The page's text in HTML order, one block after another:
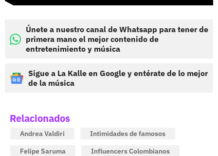
Únete a nuestro canal de Whatsapp para tener de
primera mano el mejor contenido de
entretenimiento y música
Sigue a La Kalle en Google y entérate de lo mejor
de la música
Relacionados
Andrea Valdiri
Intimidades de famosos
Felipe Saruma
Influencers Colombianos